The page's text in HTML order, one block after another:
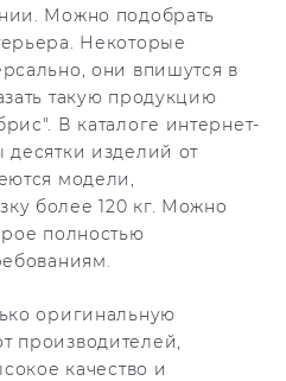
Можно подобрать
Некоторые
они впишутся в
такую продукцию
В каталоге интернет-
десятки изделий от
модели,
более 120 кг. Можно
полностью
оригинальную
производителей,
качество и